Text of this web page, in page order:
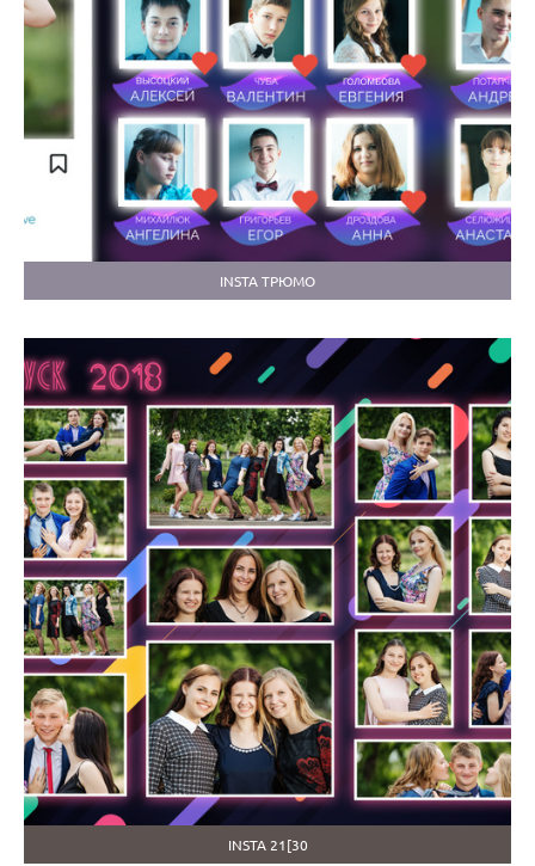
INSTA ТРЮМО
INSTA 21[30